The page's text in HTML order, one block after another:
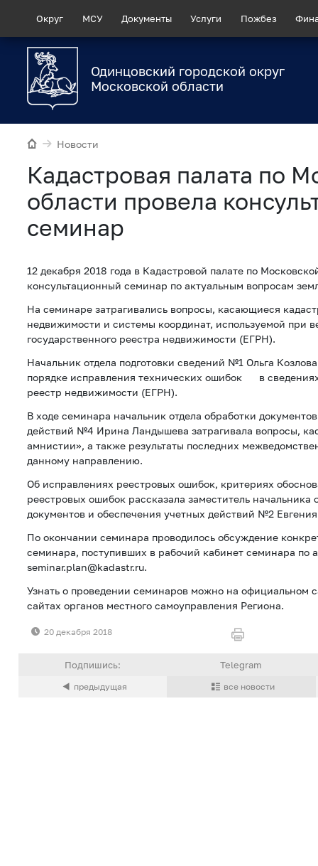
Округ МСУ Документы Услуги Пожбез
Одинцовский городской округ
Московской области
Новости
Кадастровая палата по
области провела
семинар
12 декабря 2018 года в Кадастровой палате по
консультационный семинар по актуальным вопросам
На семинаре затрагивались вопросы, касающиеся
недвижимости и системы координат, используемой при
государственного реестра недвижимости (ЕГРН).
Начальник отдела подготовки сведений №1 Ольга
порядке исправления технических ошибок в
реестр недвижимости (ЕГРН).
В ходе семинара начальник отдела обработки
действий №4 Ирина Ландышева затрагивала вопросы,
амнистии», а также результаты последних
данному направлению.
Об исправлениях реестровых ошибок, критериях
реестровых ошибок рассказала заместитель начальника
документов и обеспечения учетных действий №2
По окончании семинара проводилось обсуждение
семинара, поступивших в рабочий кабинет семинара по
seminar.plan@kadastr.ru.
Узнать о проведении семинаров можно на официальном
сайтах органов местного самоуправления Региона.
20 декабря 2018